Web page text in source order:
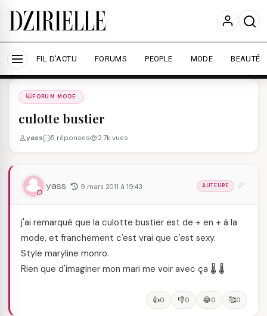
Nous utilisons des cookies pour améliorer votre
expérience et mesurer l'audience.
En savoir plus
Accepter tout Personnaliser
FIL D'ACTU FORUMS PEOPLE MODE BEAUTÉ
Forums
FORUM MODE
culotte bustier
yass 5 réponses 2.7k vues
yass 9 mars 2011 à 19:43 AUTEURE
j'ai remarqué que la culotte bustier est de + en + à la
mode, et franchement c'est vrai que c'est sexy.
Style maryline monro.
Rien que d'imaginer mon mari me voir avec ça 🌡️ 🌡️
👍0 👎0 😂0 🥰0